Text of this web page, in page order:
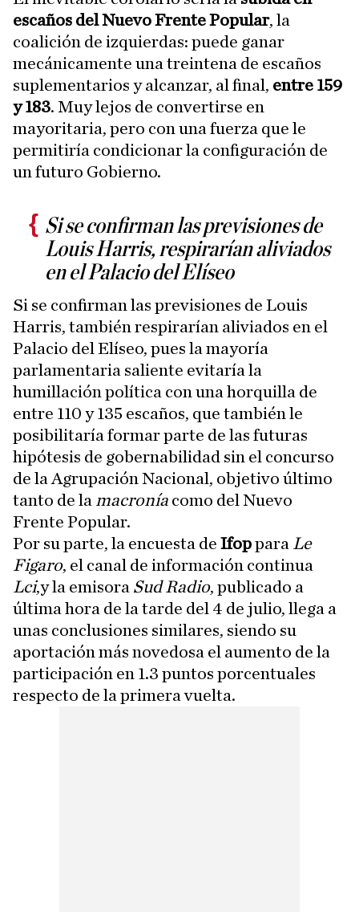
escaños del Nuevo Frente Popular, la
coalición de izquierdas: puede ganar
mecánicamente una treintena de escaños
suplementarios y alcanzar, al final, entre 159
y 183. Muy lejos de convertirse en
mayoritaria, pero con una fuerza que le
permitiría condicionar la configuración de
un futuro Gobierno.
Si se confirman las previsiones de
Louis Harris, respirarían aliviados
en el Palacio del Elíseo
Si se confirman las previsiones de Louis
Harris, también respirarían aliviados en el
Palacio del Elíseo, pues la mayoría
parlamentaria saliente evitaría la
humillación política con una horquilla de
entre 110 y 135 escaños, que también le
posibilitaría formar parte de las futuras
hipótesis de gobernabilidad sin el concurso
de la Agrupación Nacional, objetivo último
tanto de la macronía como del Nuevo
Frente Popular.
Por su parte, la encuesta de Ifoppara Le
Figaro, el canal de información continua
Lci,y la emisora Sud Radio, publicado a
última hora de la tarde del 4 de julio, llega a
unas conclusiones similares, siendo su
aportación más novedosa el aumento de la
participación en 1.3 puntos porcentuales
respecto de la primera vuelta.